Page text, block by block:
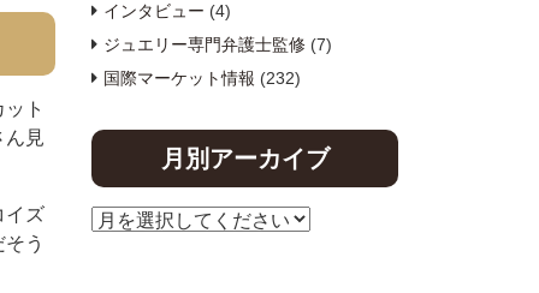
ト
ん見
イズ
う
インタビュー (4)
ジュエリー専門弁護士監修 (7)
国際マーケット情報 (232)
月別アーカイブ